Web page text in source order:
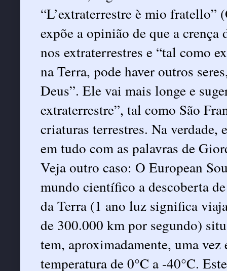
“L’extraterrestre è mio fratello”
expõe a opinião de que a
nos extraterrestres e “tal como
na Terra, pode haver outros
Deus”. Ele vai mais longe e
extraterrestre”, tal como São
criaturas terrestres. Na verdade,
em tudo com as palavras de
Veja outro caso: O European
mundo científico a descoberta
da Terra (1 ano luz significa
de 300.000 km por segundo)
tem, aproximadamente, uma
temperatura de 0°C a -40°C.